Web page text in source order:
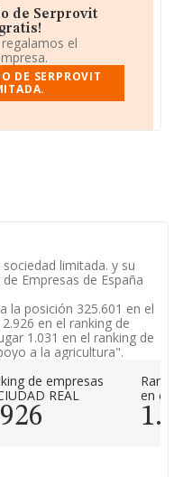
de Serprovit
el
DE SERPROVIT
limitada. y su
Empresas de España
la posición 325.601 en el
2.926 en el ranking de
1.031 en el ranking de
a la agricultura".
de empresas
REAL
en el